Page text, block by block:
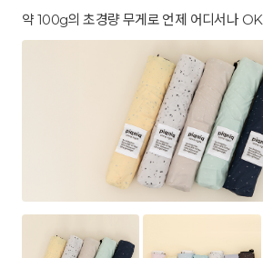
약 100g의 초경량 무게로 언제 어디서나 OK